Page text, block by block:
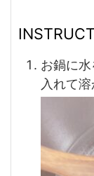
お鍋に
入れて溶